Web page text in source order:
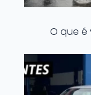
O que é